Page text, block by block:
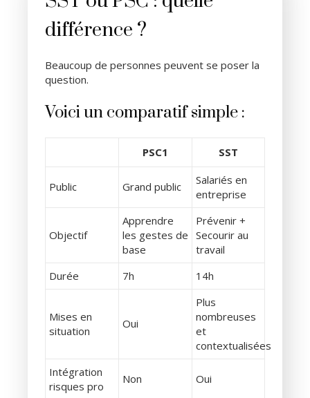
différence ?
Beaucoup de personnes peuvent se poser la
question.
Voici un comparatif simple :
PSC1 SST
Public Grand public
Salariés en
entreprise
Objectif
Apprendre
les gestes de
base
Prévenir +
Secourir au
travail
Durée
7h 14h
Mises en
situation
Oui
Plus
nombreuses
et
contextualisées
Intégration
risques pro
Non Oui